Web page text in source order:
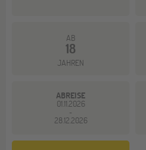
AB
18
JAHREN
ABREISE
01.11.2026
-
28.12.2026